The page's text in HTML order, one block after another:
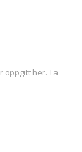
oppgitt her. Ta